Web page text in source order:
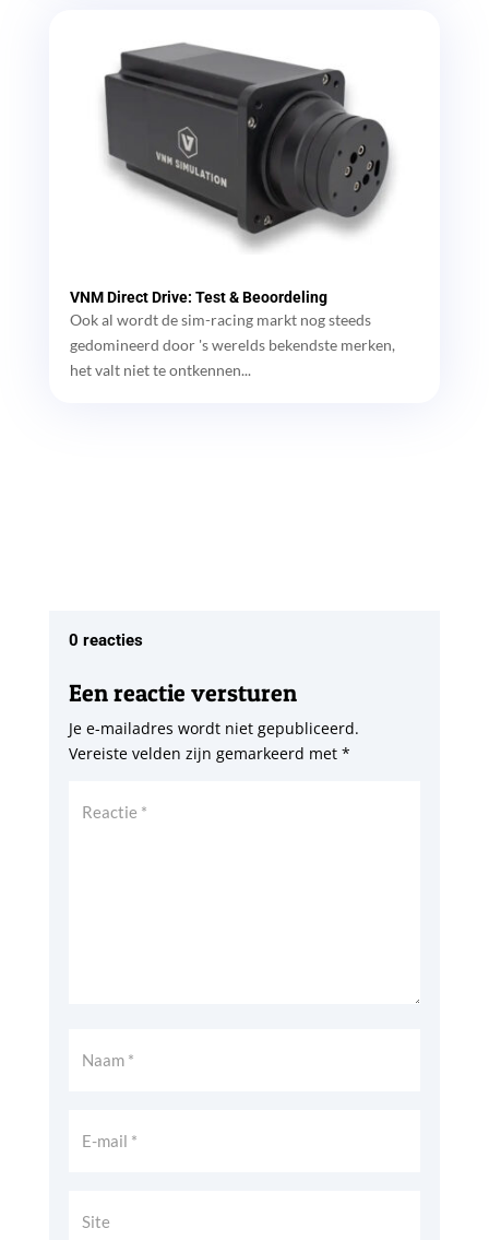
VNM Direct Drive: Test & Beoordeling
Ook al wordt de sim-racing markt nog steeds
gedomineerd door 's werelds bekendste merken,
het valt niet te ontkennen...
0 reacties
Een reactie versturen
Je e-mailadres wordt niet gepubliceerd.
Vereiste velden zijn gemarkeerd met *